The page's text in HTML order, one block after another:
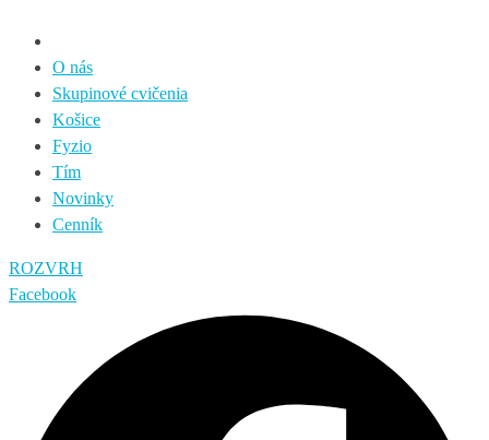
O nás
Skupinové cvičenia
Košice
Fyzio
Tím
Novinky
Cenník
ROZVRH
Facebook